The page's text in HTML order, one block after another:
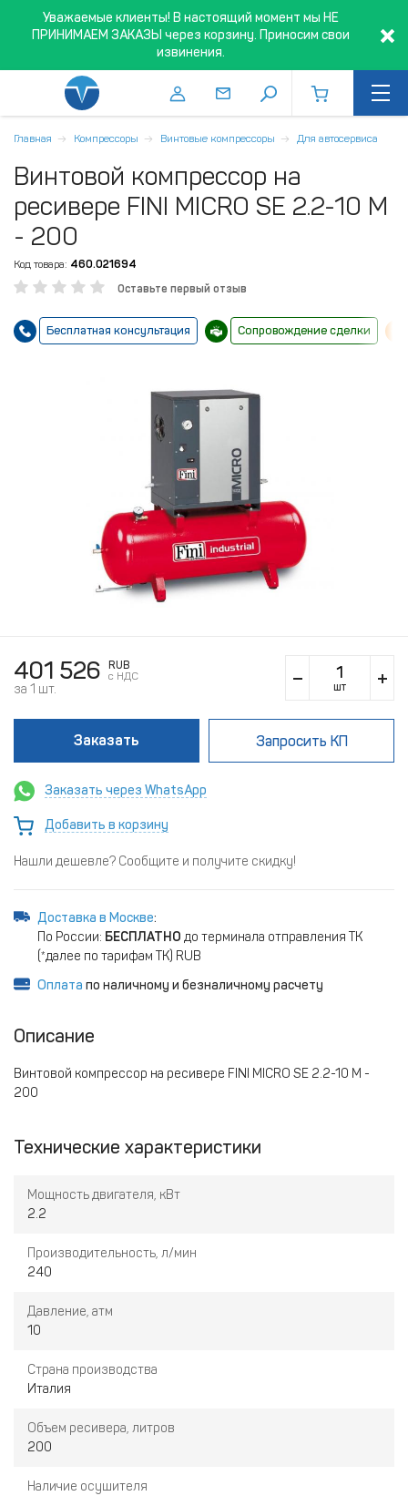
Уважаемые клиенты! В настоящий момент мы НЕ
ПРИНИМАЕМ ЗАКАЗЫ через корзину. Приносим свои
извинения.
Главная Компрессоры Винтовые компрессоры Для автосервиса
Винтовой компрессор на
ресивере FINI MICRO SE 2.2-10 M
- 200
Код товара: 460.021694
Оставьте первый отзыв
Бесплатная консультация Сопровождение сделки
401 526
RUB
c НДС
за 1 шт. шт
Заказать Запросить КП
Заказать через WhatsApp
Добавить в корзину
Нашли дешевле? Сообщите и получите скидку!
Доставка в Москве:
По России: БЕСПЛАТНО до терминала отправления ТК
(*далее по тарифам ТК) RUB
Оплата по наличному и безналичному расчету
Описание
Винтовой компрессор на ресивере FINI MICRO SE 2.2-10 M -
200
Технические характеристики
Мощность двигателя, кВт
2.2
Производительность, л/мин
240
Давление, атм
10
Страна производства
Италия
Объем ресивера, литров
200
Наличие осушителя